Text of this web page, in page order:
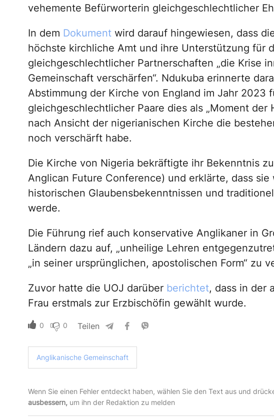
vehemente Befürworterin gleichgeschlechtlicher
In dem Dokumentwird darauf hingewiesen, dass
höchste kirchliche Amt und ihre Unterstützung für
gleichgeschlechtlicher Partnerschaften „die Krise
Gemeinschaft verschärfen“. Ndukuba erinnerte
Abstimmung der Kirche von England im Jahr 2023
gleichgeschlechtlicher Paare dies als „Moment der
nach Ansicht der nigerianischen Kirche die
noch verschärft habe.
Die Kirche von Nigeria bekräftigte ihr Bekenntnis
Anglican Future Conference) und erklärte, dass sie
historischen Glaubensbekenntnissen und
werde.
Die Führung rief auch konservative Anglikaner in
Ländern dazu auf, „unheilige Lehren
„in seiner ursprünglichen, apostolischen Form“ zu
Zuvor hatte die UOJ darüber berichtet, dass in der
Frau erstmals zur Erzbischöfin gewählt wurde.
0 0 Teilen
Anglikanische Gemeinschaft
Wenn Sie einen Fehler entdeckt haben, wählen Sie den Text aus und
ausbessern,um ihn der Redaktion zu melden